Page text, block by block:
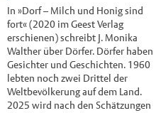
In »Dorf – Milch und Honig sind
fort« (2020 im Geest Verlag
erschienen) schreibt J. Monika
Walther über Dörfer. Dörfer haben
Gesichter und Geschichten. 1960
lebten noch zwei Drittel der
Weltbevölkerung auf dem Land.
2025 wird nach den Schätzungen